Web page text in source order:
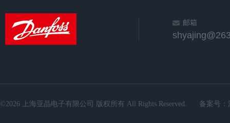
邮箱
©2026 上海亚晶电子有限公司 版权所有 All Rights Reserved. 备案号：